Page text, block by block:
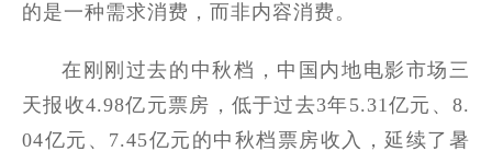
的是一种需求消费，而非内容消费。
在刚刚过去的中秋档，中国内地电影市场三
天报收4.98亿元票房，低于过去3年5.31亿元、8.
04亿元、7.45亿元的中秋档票房收入，延续了暑